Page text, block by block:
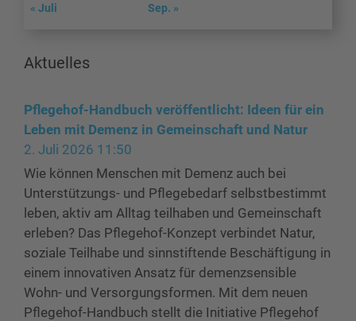
« Juli Sep. »
Aktuelles
Pflegehof-Handbuch veröffentlicht: Ideen für ein
Leben mit Demenz in Gemeinschaft und Natur
2. Juli 2026 11:50
Wie können Menschen mit Demenz auch bei
Unterstützungs- und Pflegebedarf selbstbestimmt
leben, aktiv am Alltag teilhaben und Gemeinschaft
erleben? Das Pflegehof-Konzept verbindet Natur,
soziale Teilhabe und sinnstiftende Beschäftigung in
einem innovativen Ansatz für demenzsensible
Wohn- und Versorgungsformen. Mit dem neuen
Pflegehof-Handbuch stellt die Initiative Pflegehof